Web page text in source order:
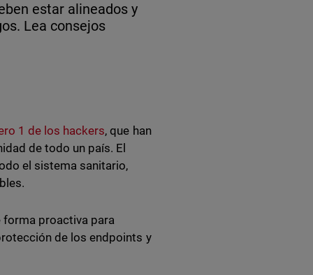
estar alineados y
Lea consejos
1 de los hackers, que han
de todo un país. El
el sistema sanitario,
forma proactiva para
de los endpoints y